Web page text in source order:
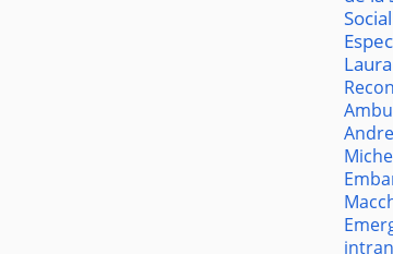
Social